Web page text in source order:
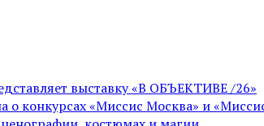
выставку «В ОБЪЕКТИВЕ /26»
конкурсах «Миссис Москва» и